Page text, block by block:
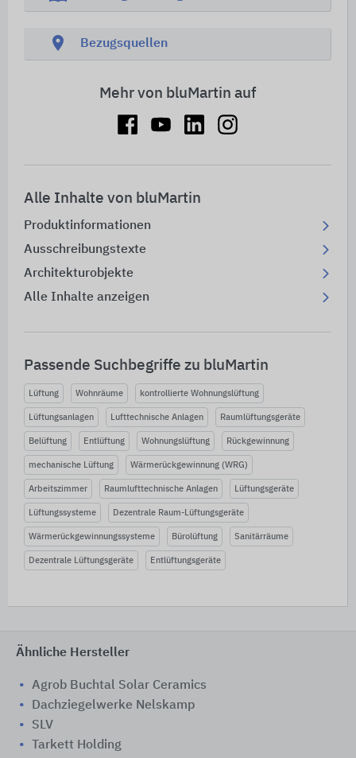
location_on Bezugsquellen
Mehr von bluMartin auf
Alle Inhalte von bluMartin
Produktinformationen
Ausschreibungstexte
Architekturobjekte
Alle Inhalte anzeigen
Passende Suchbegriffe zu bluMartin
Lüftung Wohnräume kontrollierte Wohnungslüftung
Lüftungsanlagen Lufttechnische Anlagen Raumlüftungsgeräte
Belüftung Entlüftung Wohnungslüftung Rückgewinnung
mechanische Lüftung Wärmerückgewinnung (WRG)
Arbeitszimmer Raumlufttechnische Anlagen Lüftungsgeräte
Lüftungssysteme Dezentrale Raum-Lüftungsgeräte
Wärmerückgewinnungssysteme Bürolüftung Sanitärräume
Dezentrale Lüftungsgeräte Entlüftungsgeräte
Ähnliche Hersteller
Agrob Buchtal Solar Ceramics
Dachziegelwerke Nelskamp
SLV
Tarkett Holding